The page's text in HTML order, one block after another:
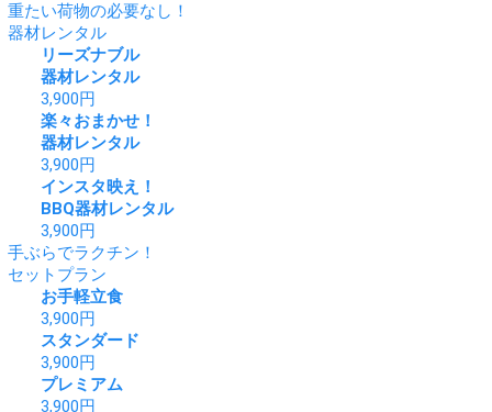
重たい荷物の必要なし！
器材レンタル
リーズナブル
器材レンタル
3,900円
楽々おまかせ！
器材レンタル
3,900円
インスタ映え！
BBQ器材レンタル
3,900円
手ぶらでラクチン！
セットプラン
お手軽立食
3,900円
スタンダード
3,900円
プレミアム
3,900円